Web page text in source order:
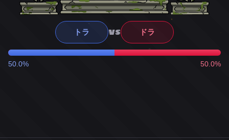
トラ VS ドラ
50.0% 50.0%